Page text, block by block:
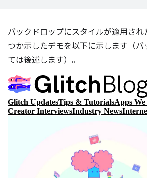
バックドロップにスタイルが適用され
つか示したデモを以下に示します（
ては後述します）。